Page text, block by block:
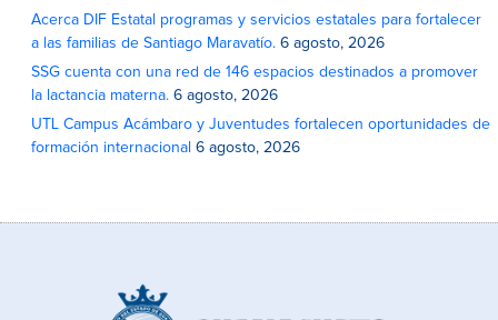
Acerca DIF Estatal programas y servicios estatales para fortalecer
a las familias de Santiago Maravatío. 6 agosto, 2026
SSG cuenta con una red de 146 espacios destinados a promover
la lactancia materna. 6 agosto, 2026
UTL Campus Acámbaro y Juventudes fortalecen oportunidades de
formación internacional 6 agosto, 2026